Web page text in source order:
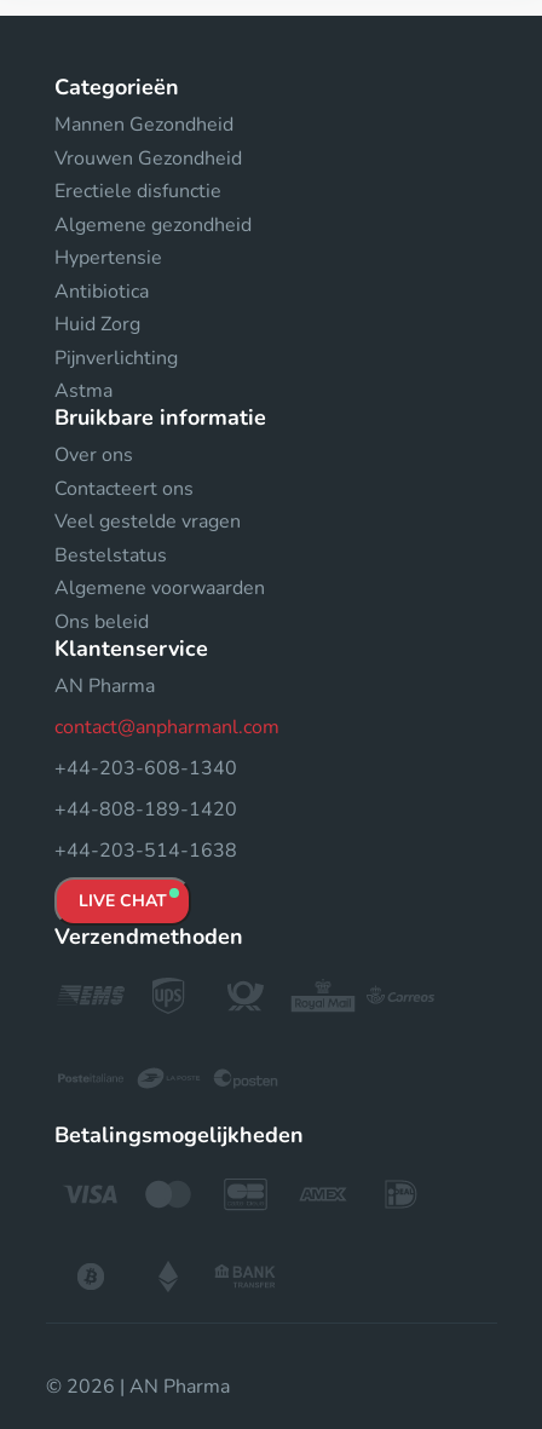
Categorieën
Mannen Gezondheid
Vrouwen Gezondheid
Erectiele disfunctie
Algemene gezondheid
Hypertensie
Antibiotica
Huid Zorg
Pijnverlichting
Astma
Bruikbare informatie
Over ons
Contacteert ons
Veel gestelde vragen
Bestelstatus
Algemene voorwaarden
Ons beleid
Klantenservice
AN Pharma
contact@anpharmanl.com
+44-203-608-1340
+44-808-189-1420
+44-203-514-1638
LIVE CHAT
Verzendmethoden
Betalingsmogelijkheden
© 2026 | AN Pharma